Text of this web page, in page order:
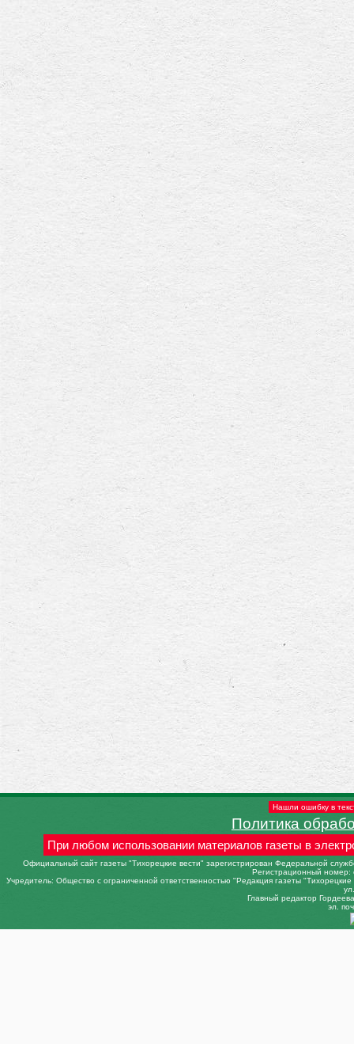
Нашли ошибку в
Политика
При любом использовании материалов газеты в
Официальный сайт газеты "Тихорецкие вести" зарегистрирован Федеральной
Регистрационный
Учредитель: Общество с ограниченной ответственностью "Редакция газеты
Главный редактор
эл.